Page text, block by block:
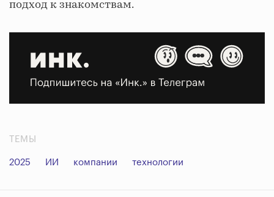
подход к знакомствам.
ТЕМЫ
2025 ИИ компании технологии